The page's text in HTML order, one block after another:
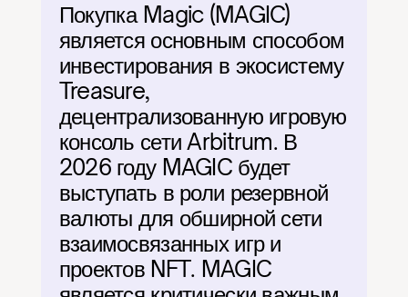
Покупка Magic (MAGIC)
является основным способом
инвестирования в экосистему
Treasure,
децентрализованную игровую
консоль сети Arbitrum. В
2026 году MAGIC будет
выступать в роли резервной
валюты для обширной сети
взаимосвязанных игр и
проектов NFT. MAGIC